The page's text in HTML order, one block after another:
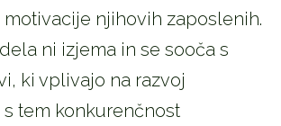
njihovih zaposlenih.
ni izjema in se sooča s
ki vplivajo na razvoj
tem konkurenčnost